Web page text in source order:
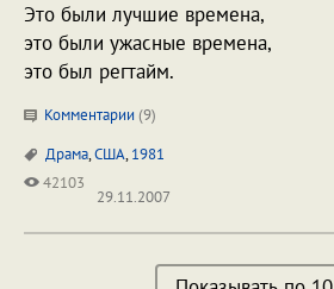
Это были лучшие времена,
это были ужасные времена,
это был регтайм.
Комментарии (9)
Драма,США,1981
42103
29.11.2007